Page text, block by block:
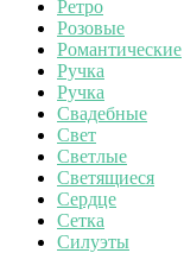
Ретро
Розовые
Романтические
Ручка
Ручка
Свадебные
Свет
Светлые
Светящиеся
Сердце
Сетка
Силуэты